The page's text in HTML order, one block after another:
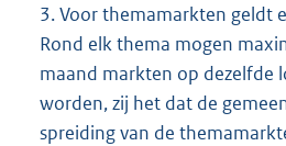
3. Voor themamarkten geldt
Rond elk thema mogen
maand markten op dezelfde
worden, zij het dat de
spreiding van de